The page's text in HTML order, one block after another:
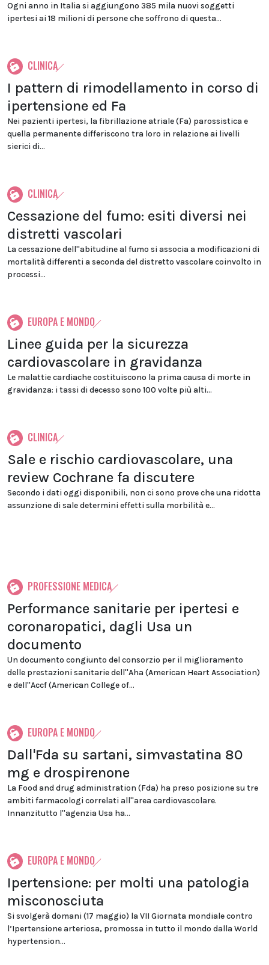
Ogni anno in Italia si aggiungono 385 mila nuovi soggetti
ipertesi ai 18 milioni di persone che soffrono di questa...
CLINICA
I pattern di rimodellamento in corso di
ipertensione ed Fa
Nei pazienti ipertesi, la fibrillazione atriale (Fa) parossistica e
quella permanente differiscono tra loro in relazione ai livelli
sierici di...
CLINICA
Cessazione del fumo: esiti diversi nei
distretti vascolari
La cessazione dell''abitudine al fumo si associa a modificazioni di
mortalità differenti a seconda del distretto vascolare coinvolto in
processi...
EUROPA E MONDO
Linee guida per la sicurezza
cardiovascolare in gravidanza
Le malattie cardiache costituiscono la prima causa di morte in
gravidanza: i tassi di decesso sono 100 volte più alti...
CLINICA
Sale e rischio cardiovascolare, una
review Cochrane fa discutere
Secondo i dati oggi disponibili, non ci sono prove che una ridotta
assunzione di sale determini effetti sulla morbilità e...
PROFESSIONE MEDICA
Performance sanitarie per ipertesi e
coronaropatici, dagli Usa un
documento
Un documento congiunto del consorzio per il miglioramento
delle prestazioni sanitarie dell''Aha (American Heart Association)
e dell''Accf (American College of...
EUROPA E MONDO
Dall'Fda su sartani, simvastatina 80
mg e drospirenone
La Food and drug administration (Fda) ha preso posizione su tre
ambiti farmacologi correlati all''area cardiovascolare.
Innanzitutto l''agenzia Usa ha...
EUROPA E MONDO
Ipertensione: per molti una patologia
misconosciuta
Si svolgerà domani (17 maggio) la VII Giornata mondiale contro
l’Ipertensione arteriosa, promossa in tutto il mondo dalla World
hypertension...